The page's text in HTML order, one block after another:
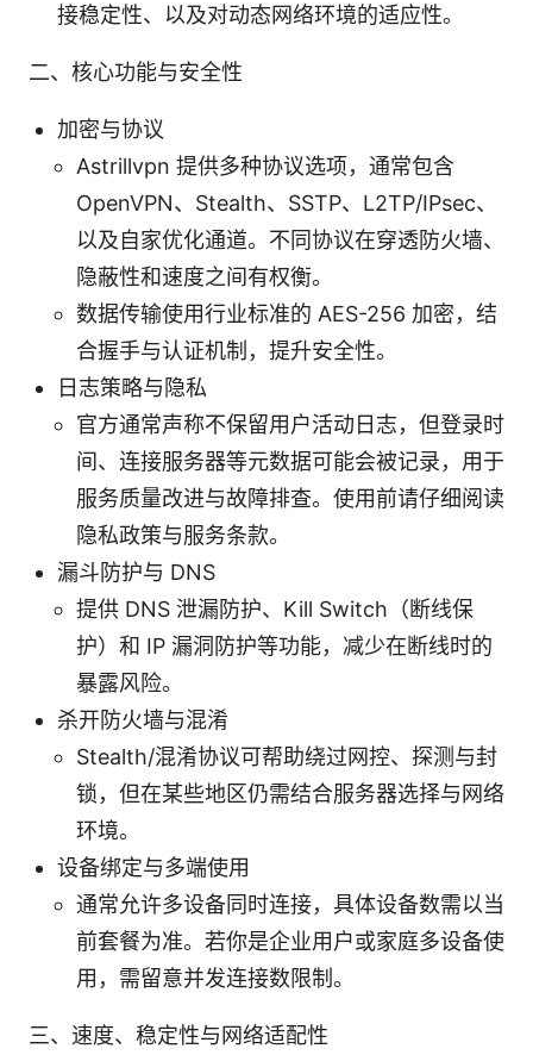
接稳定性、以及对动态网络环境的适应性。
二、核心功能与安全性
加密与协议
Astrillvpn 提供多种协议选项，通常包含
OpenVPN、Stealth、SSTP、L2TP/IPsec、
以及自家优化通道。不同协议在穿透防火墙、
隐蔽性和速度之间有权衡。
数据传输使用行业标准的 AES-256 加密，结
合握手与认证机制，提升安全性。
日志策略与隐私
官方通常声称不保留用户活动日志，但登录时
间、连接服务器等元数据可能会被记录，用于
服务质量改进与故障排查。使用前请仔细阅读
隐私政策与服务条款。
漏斗防护与 DNS
提供 DNS 泄漏防护、Kill Switch（断线保
护）和 IP 漏洞防护等功能，减少在断线时的
暴露风险。
杀开防火墙与混淆
Stealth/混淆协议可帮助绕过网控、探测与封
锁，但在某些地区仍需结合服务器选择与网络
环境。
设备绑定与多端使用
通常允许多设备同时连接，具体设备数需以当
前套餐为准。若你是企业用户或家庭多设备使
用，需留意并发连接数限制。
三、速度、稳定性与网络适配性